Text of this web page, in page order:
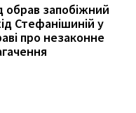
обрав запобіжний
Стефанішиній у
про незаконне